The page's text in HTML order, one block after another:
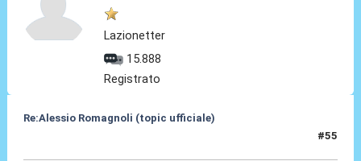
Lazionetter
15.888
Registrato
Re:Alessio Romagnoli (topic ufficiale)
#55